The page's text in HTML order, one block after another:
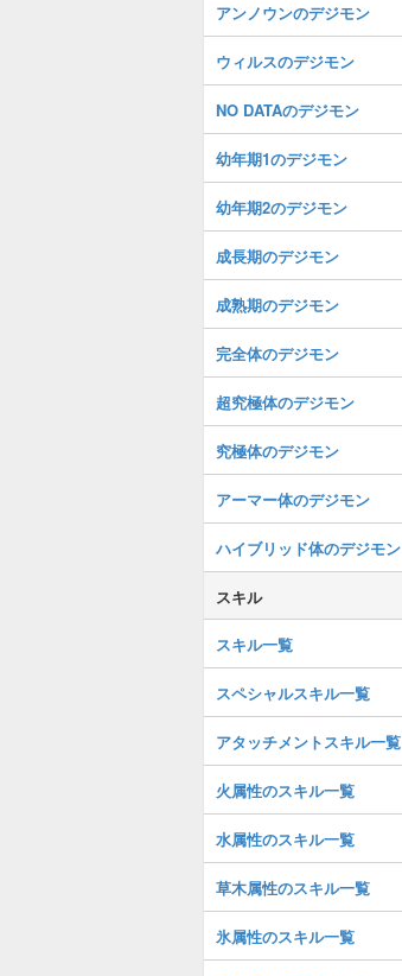
アンノウンのデジモン
ウィルスのデジモン
NO DATAのデジモン
幼年期1のデジモン
幼年期2のデジモン
成長期のデジモン
成熟期のデジモン
完全体のデジモン
超究極体のデジモン
究極体のデジモン
アーマー体のデジモン
ハイブリッド体のデジモン
スキル
スキル一覧
スペシャルスキル一覧
アタッチメントスキル一覧
火属性のスキル一覧
水属性のスキル一覧
草木属性のスキル一覧
氷属性のスキル一覧